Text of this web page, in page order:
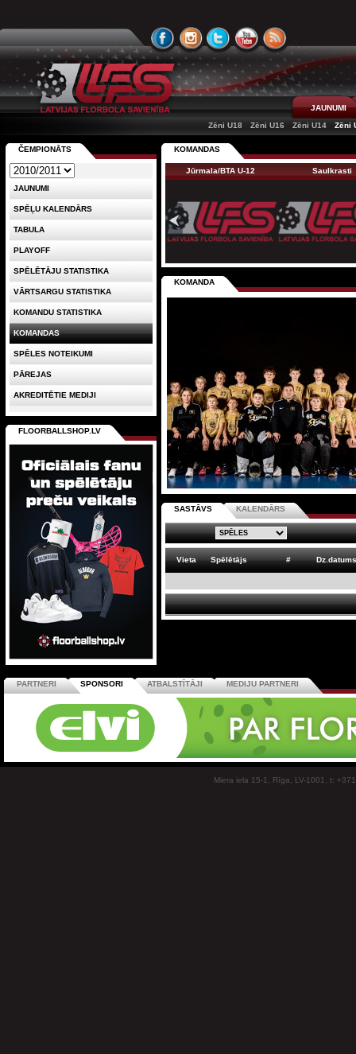
JAUNUMI
Zēni U18
Zēni U16 Zēni U14 Zēni
KOMANDAS
Jūrmala/BTA U-12 Saulkrasti
KOMANDA
SASTĀVS KALENDĀRS
Vieta Spēlētājs # Dz.datums
ČEMPIONĀTS
JAUNUMI
SPĒĻU KALENDĀRS
TABULA
PLAYOFF
SPĒLĒTĀJU STATISTIKA
VĀRTSARGU STATISTIKA
KOMANDU STATISTIKA
KOMANDAS
SPĒLES NOTEIKUMI
PĀREJAS
AKREDITĒTIE MEDIJI
FLOORBALLSHOP.LV
PARTNERI SPONSORI ATBALSTĪTĀJI MEDIJU PARTNERI
Miera iela 15-1, Rīga, LV-1001, t: